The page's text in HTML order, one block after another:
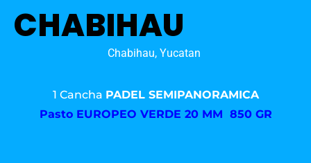
CHABIHAU
Chabihau, Yucatan
1 Cancha PADEL SEMIPANORAMICA
Pasto EUROPEO VERDE 20 MM 850 GR